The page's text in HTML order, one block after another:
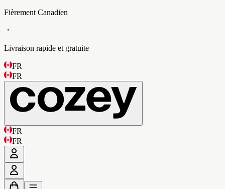
Fièrement Canadien
・
Livraison rapide et gratuite
FR
FR
FR
FR